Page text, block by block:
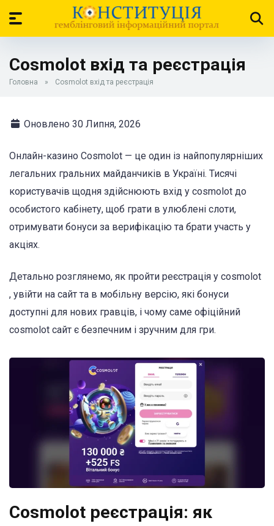
Cosmolot вхід та реєстрація
Головна » Cosmolot вхід та реєстрація
Оновлено 30 Липня, 2026
Онлайн-казино Cosmolot — це один із найпопулярніших
легальних гральних майданчиків в Україні. Тисячі
користувачів щодня здійснюють вхід у cosmolot до
особистого кабінету, щоб грати в улюблені слоти,
отримувати бонуси за верифікацію та брати участь у
акціях.
Детально розглянемо, як пройти реєстрація у cosmolot
, увійти на сайт та в мобільну версію, які бонуси
доступні для нових гравців, і чому саме офіційний
cosmolot сайт є безпечним і зручним для гри.
Cosmolot реєстрація: як